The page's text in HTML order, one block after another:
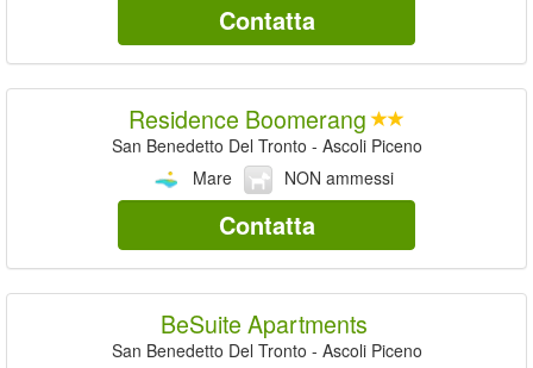
Contatta
Residence Boomerang
San Benedetto Del Tronto - Ascoli Piceno
Mare
NON ammessi
Contatta
BeSuite Apartments
San Benedetto Del Tronto - Ascoli Piceno